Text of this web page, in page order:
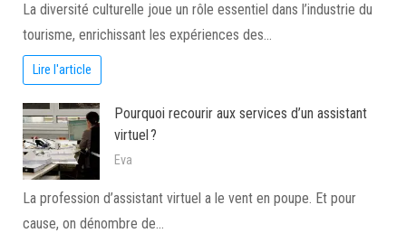
La diversité culturelle joue un rôle essentiel dans l’industrie du
tourisme, enrichissant les expériences des…
Lire l'article
Pourquoi recourir aux services d’un assistant
virtuel ?
Eva
La profession d’assistant virtuel a le vent en poupe. Et pour
cause, on dénombre de…